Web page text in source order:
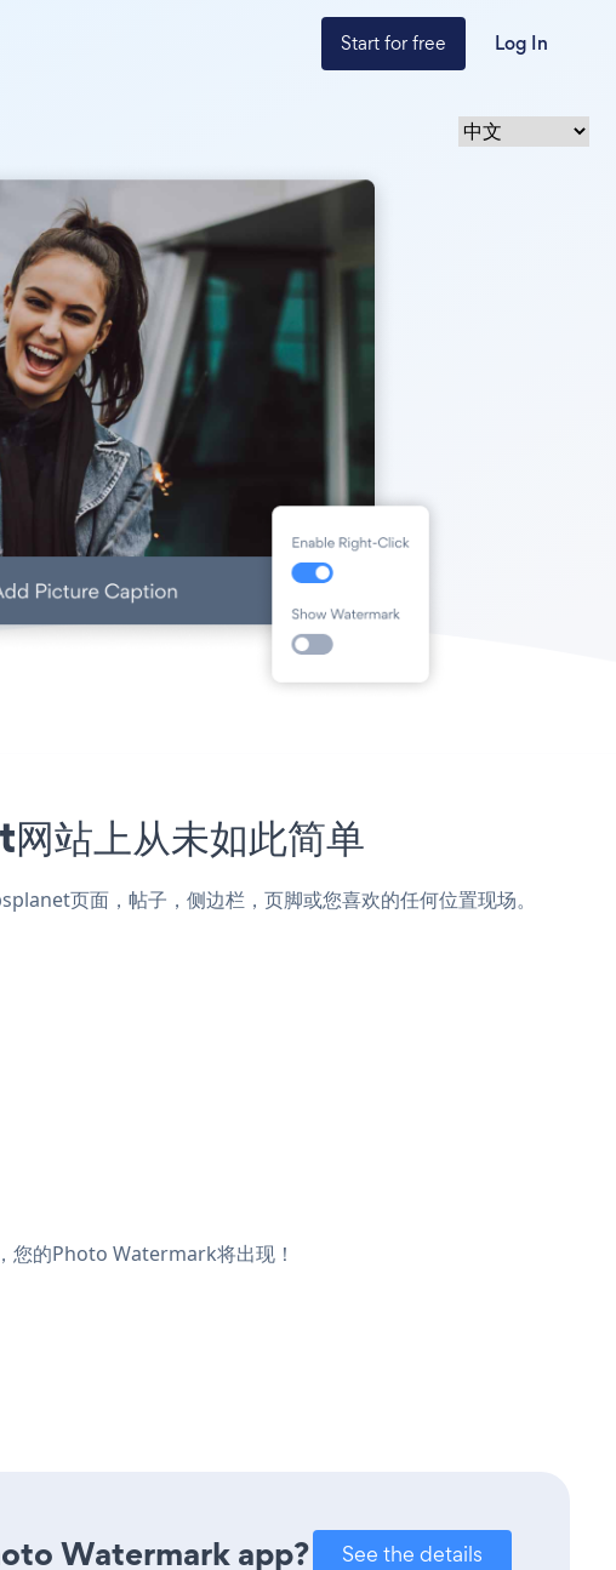
Start for free Log In
站上从未如此简单
页面，帖子，侧边栏，页脚或您喜欢的任何位置现场。
您的Photo Watermark将出现！
Watermark app? See the details